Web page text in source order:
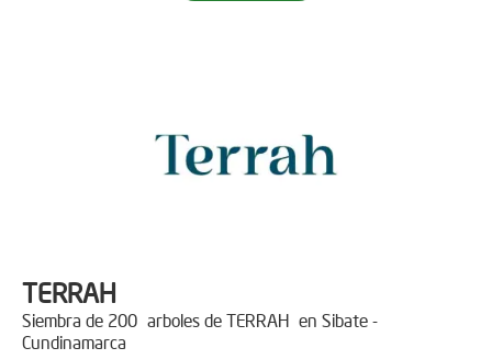
TERRAH
Siembra de 200 arboles de TERRAH en Sibate -
Cundinamarca